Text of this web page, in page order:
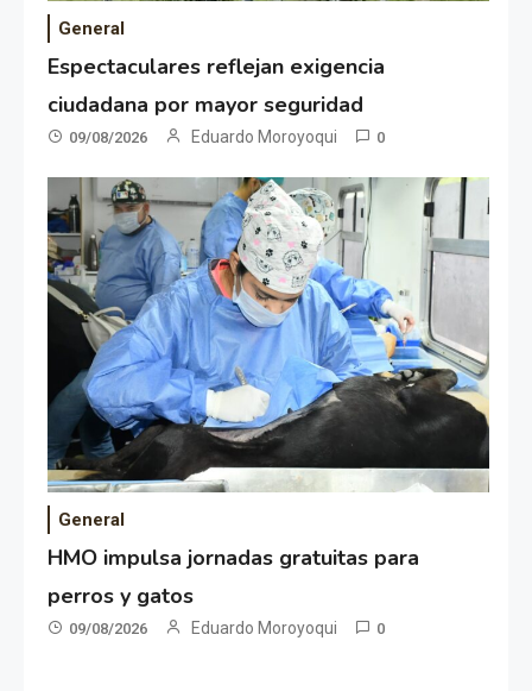
General
Espectaculares reflejan exigencia
ciudadana por mayor seguridad
09/08/2026 Eduardo Moroyoqui 0
General
HMO impulsa jornadas gratuitas para
perros y gatos
09/08/2026 Eduardo Moroyoqui 0